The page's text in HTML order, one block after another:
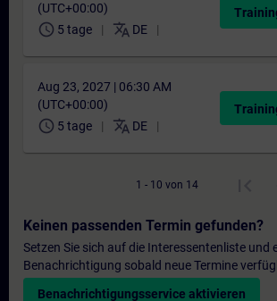
(UTC+00:00)
schedule 5 tage translate DE
Aug 23, 2027 | 06:30 AM
(UTC+00:00)
schedule 5 tage translate DE
1 - 10 von 14
Keinen passenden Termin gefunden?
Setzen Sie sich auf die Interessentenliste und
Benachrichtigung sobald neue Termine
Benachrichtigungsservice aktivieren